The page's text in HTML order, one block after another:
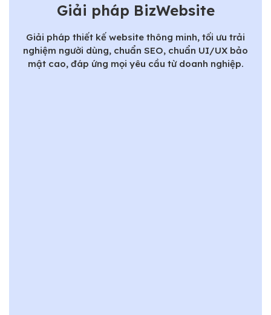
Giải pháp BizWebsite
Giải pháp thiết kế website thông minh, tối ưu trải
nghiệm người dùng, chuẩn SEO, chuẩn UI/UX bảo
mật cao, đáp ứng mọi yêu cầu từ doanh nghiệp.